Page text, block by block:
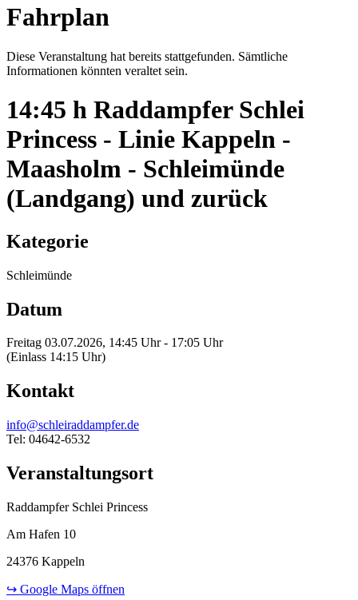
Fahrplan
Diese Veranstaltung hat bereits stattgefunden. Sämtliche
Informationen könnten veraltet sein.
14:45 h Raddampfer Schlei
Princess - Linie Kappeln -
Maasholm - Schleimünde
(Landgang) und zurück
Kategorie
Schleimünde
Datum
Freitag 03.07.2026, 14:45 Uhr - 17:05 Uhr
(Einlass 14:15 Uhr)
Kontakt
info@schleiraddampfer.de
Tel: 04642-6532
Veranstaltungsort
Raddampfer Schlei Princess
Am Hafen 10
24376 Kappeln
↪ Google Maps öffnen